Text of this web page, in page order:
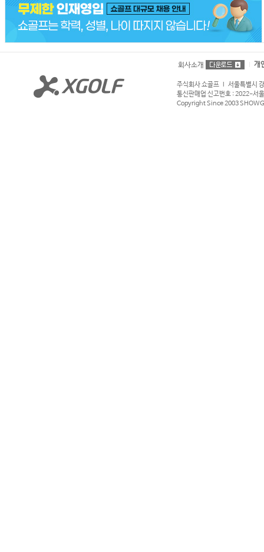
회사소개 개
주식회사 쇼골프 l 서울특별시
통신판매업 신고번호 : 2022-
Copyright Since 2003